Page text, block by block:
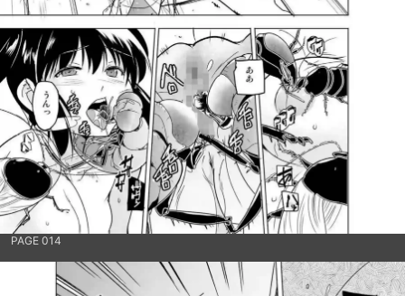
PAGE 014